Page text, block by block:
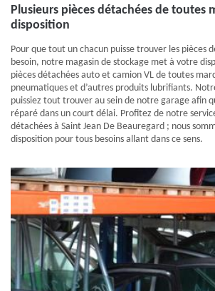
Plusieurs pièces détachées de toutes
disposition
Pour que tout un chacun puisse trouver les pièces
besoin, notre magasin de stockage met à votre
pièces détachées auto et camion VL de toutes
pneumatiques et d’autres produits lubrifiants.
puissiez tout trouver au sein de notre garage afin
réparé dans un court délai. Profitez de notre
détachées à Saint Jean De Beauregard ; nous
disposition pour tous besoins allant dans ce sens.